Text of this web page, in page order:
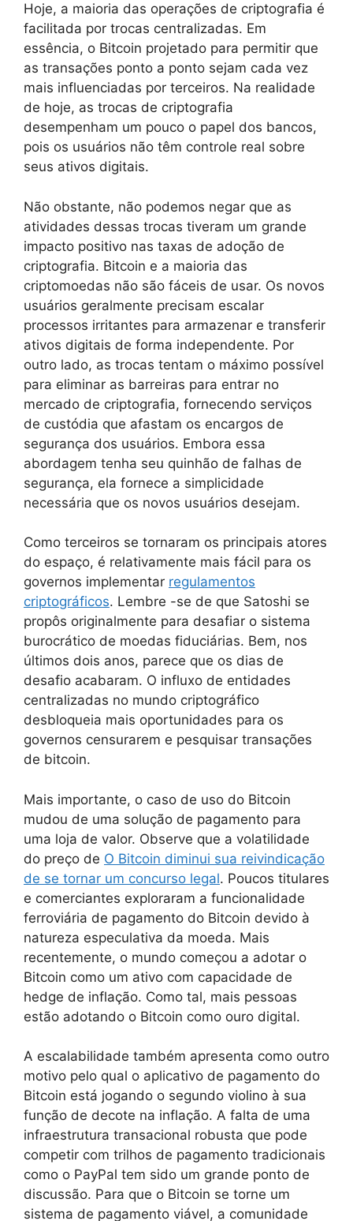
Hoje, a maioria das operações de criptografia é
facilitada por trocas centralizadas. Em
essência, o Bitcoin projetado para permitir que
as transações ponto a ponto sejam cada vez
mais influenciadas por terceiros. Na realidade
de hoje, as trocas de criptografia
desempenham um pouco o papel dos bancos,
pois os usuários não têm controle real sobre
seus ativos digitais.
Não obstante, não podemos negar que as
atividades dessas trocas tiveram um grande
impacto positivo nas taxas de adoção de
criptografia. Bitcoin e a maioria das
criptomoedas não são fáceis de usar. Os novos
usuários geralmente precisam escalar
processos irritantes para armazenar e transferir
ativos digitais de forma independente. Por
outro lado, as trocas tentam o máximo possível
para eliminar as barreiras para entrar no
mercado de criptografia, fornecendo serviços
de custódia que afastam os encargos de
segurança dos usuários. Embora essa
abordagem tenha seu quinhão de falhas de
segurança, ela fornece a simplicidade
necessária que os novos usuários desejam.
Como terceiros se tornaram os principais atores
do espaço, é relativamente mais fácil para os
governos implementar regulamentos
criptográficos. Lembre -se de que Satoshi se
propôs originalmente para desafiar o sistema
burocrático de moedas fiduciárias. Bem, nos
últimos dois anos, parece que os dias de
desafio acabaram. O influxo de entidades
centralizadas no mundo criptográfico
desbloqueia mais oportunidades para os
governos censurarem e pesquisar transações
de bitcoin.
Mais importante, o caso de uso do Bitcoin
mudou de uma solução de pagamento para
uma loja de valor. Observe que a volatilidade
do preço de O Bitcoin diminui sua reivindicação
de se tornar um concurso legal. Poucos titulares
e comerciantes exploraram a funcionalidade
ferroviária de pagamento do Bitcoin devido à
natureza especulativa da moeda. Mais
recentemente, o mundo começou a adotar o
Bitcoin como um ativo com capacidade de
hedge de inflação. Como tal, mais pessoas
estão adotando o Bitcoin como ouro digital.
A escalabilidade também apresenta como outro
motivo pelo qual o aplicativo de pagamento do
Bitcoin está jogando o segundo violino à sua
função de decote na inflação. A falta de uma
infraestrutura transacional robusta que pode
competir com trilhos de pagamento tradicionais
como o PayPal tem sido um grande ponto de
discussão. Para que o Bitcoin se torne um
sistema de pagamento viável, a comunidade